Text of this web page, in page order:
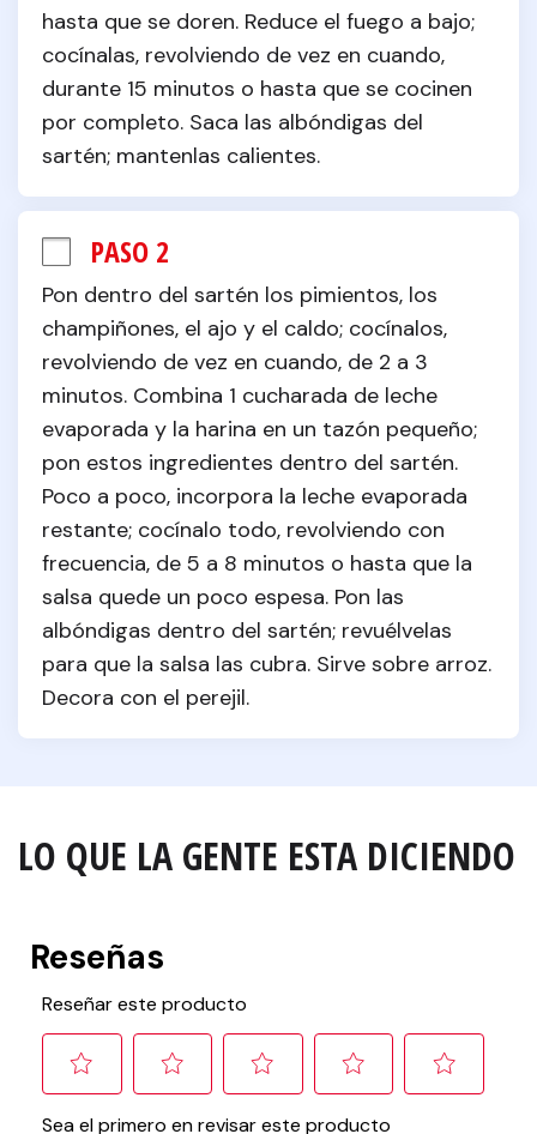
hasta que se doren. Reduce el fuego a bajo;
cocínalas, revolviendo de vez en cuando,
durante 15 minutos o hasta que se cocinen
por completo. Saca las albóndigas del
sartén; mantenlas calientes.
PASO 2
Pon dentro del sartén los pimientos, los
champiñones, el ajo y el caldo; cocínalos,
revolviendo de vez en cuando, de 2 a 3
minutos. Combina 1 cucharada de leche
evaporada y la harina en un tazón pequeño;
pon estos ingredientes dentro del sartén.
Poco a poco, incorpora la leche evaporada
restante; cocínalo todo, revolviendo con
frecuencia, de 5 a 8 minutos o hasta que la
salsa quede un poco espesa. Pon las
albóndigas dentro del sartén; revuélvelas
para que la salsa las cubra. Sirve sobre arroz.
Decora con el perejil.
LO QUE LA GENTE ESTA DICIENDO